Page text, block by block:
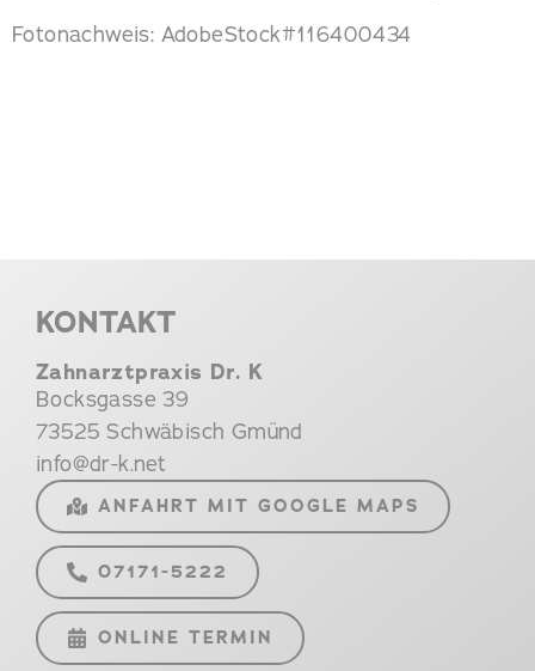
Fotonachweis: AdobeStock#116400434
KONTAKT
Zahnarztpraxis Dr. K
Bocksgasse 39
73525 Schwäbisch Gmünd
info@dr-k.net
ANFAHRT MIT GOOGLE MAPS
07171-5222
ONLINE TERMIN